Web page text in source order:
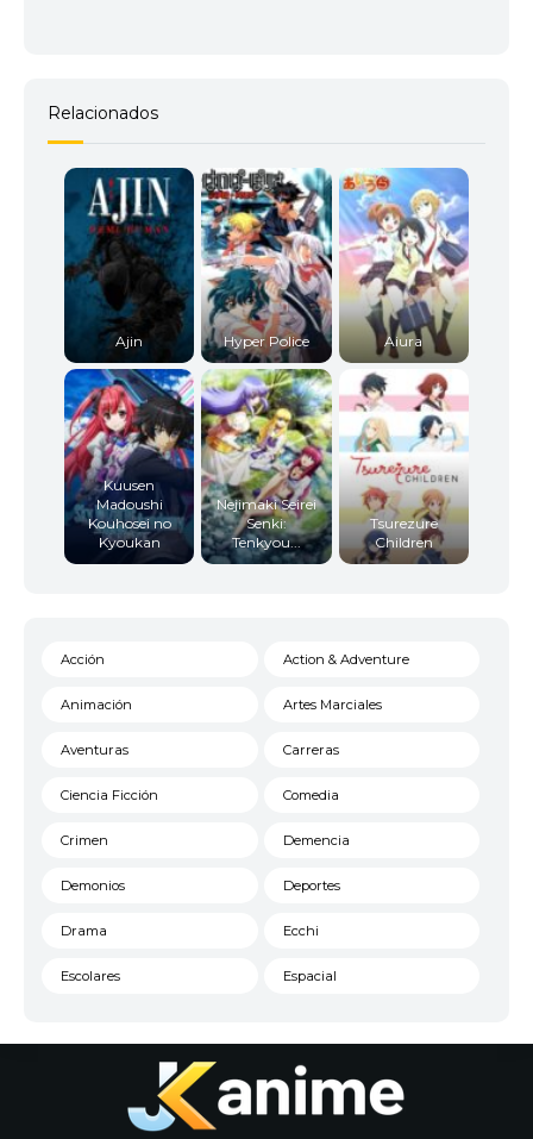
Relacionados
Ajin Hyper Police Aiura
Kuusen
Madoushi
Kouhosei no
Kyoukan
Nejimaki Seirei
Senki:
Tenkyou...
Tsurezure
Children
Acción Action & Adventure
Animación Artes Marciales
Aventuras Carreras
Ciencia Ficción Comedia
Crimen Demencia
Demonios Deportes
Drama Ecchi
Escolares Espacial
Historico
Josei